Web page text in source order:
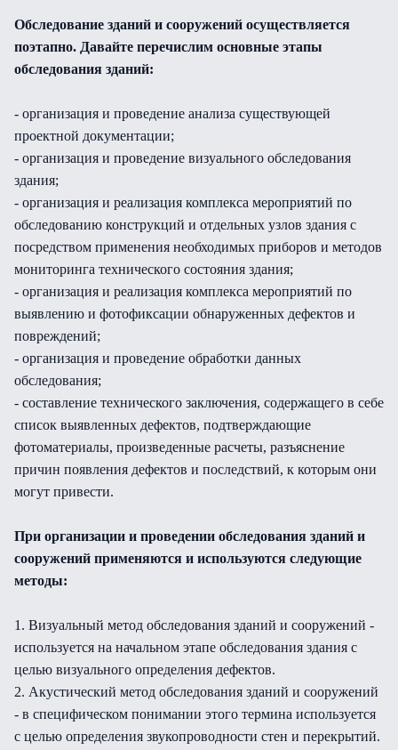
Обследование зданий и сооружений осуществляется
поэтапно. Давайте перечислим основные этапы
обследования зданий:
- организация и проведение анализа существующей
проектной документации;
- организация и проведение визуального обследования
здания;
- организация и реализация комплекса мероприятий по
обследованию конструкций и отдельных узлов здания с
посредством применения необходимых приборов и методов
мониторинга технического состояния здания;
- организация и реализация комплекса мероприятий по
выявлению и фотофиксации обнаруженных дефектов и
повреждений;
- организация и проведение обработки данных
обследования;
- составление технического заключения, содержащего в себе
список выявленных дефектов, подтверждающие
фотоматериалы, произведенные расчеты, разъяснение
причин появления дефектов и последствий, к которым они
могут привести.
При организации и проведении обследования зданий и
сооружений применяются и используются следующие
методы:
1. Визуальный метод обследования зданий и сооружений -
используется на начальном этапе обследования здания с
целью визуального определения дефектов.
2. Акустический метод обследования зданий и сооружений
- в специфическом понимании этого термина используется
с целью определения звукопроводности стен и перекрытий.